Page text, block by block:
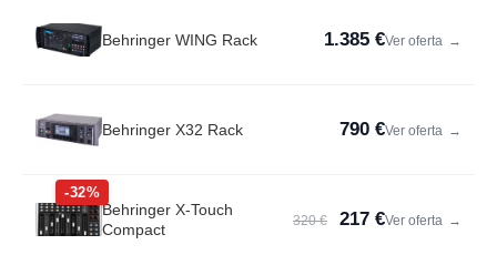
Behringer WING Rack 1.385 €Ver oferta →
Behringer X32 Rack 790 €Ver oferta →
-32%
Behringer X-Touch
Compact
320 € 217 €Ver oferta →